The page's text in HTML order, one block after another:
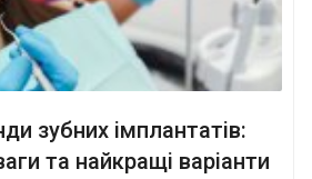
зубних імплантатів:
та найкращі варіанти